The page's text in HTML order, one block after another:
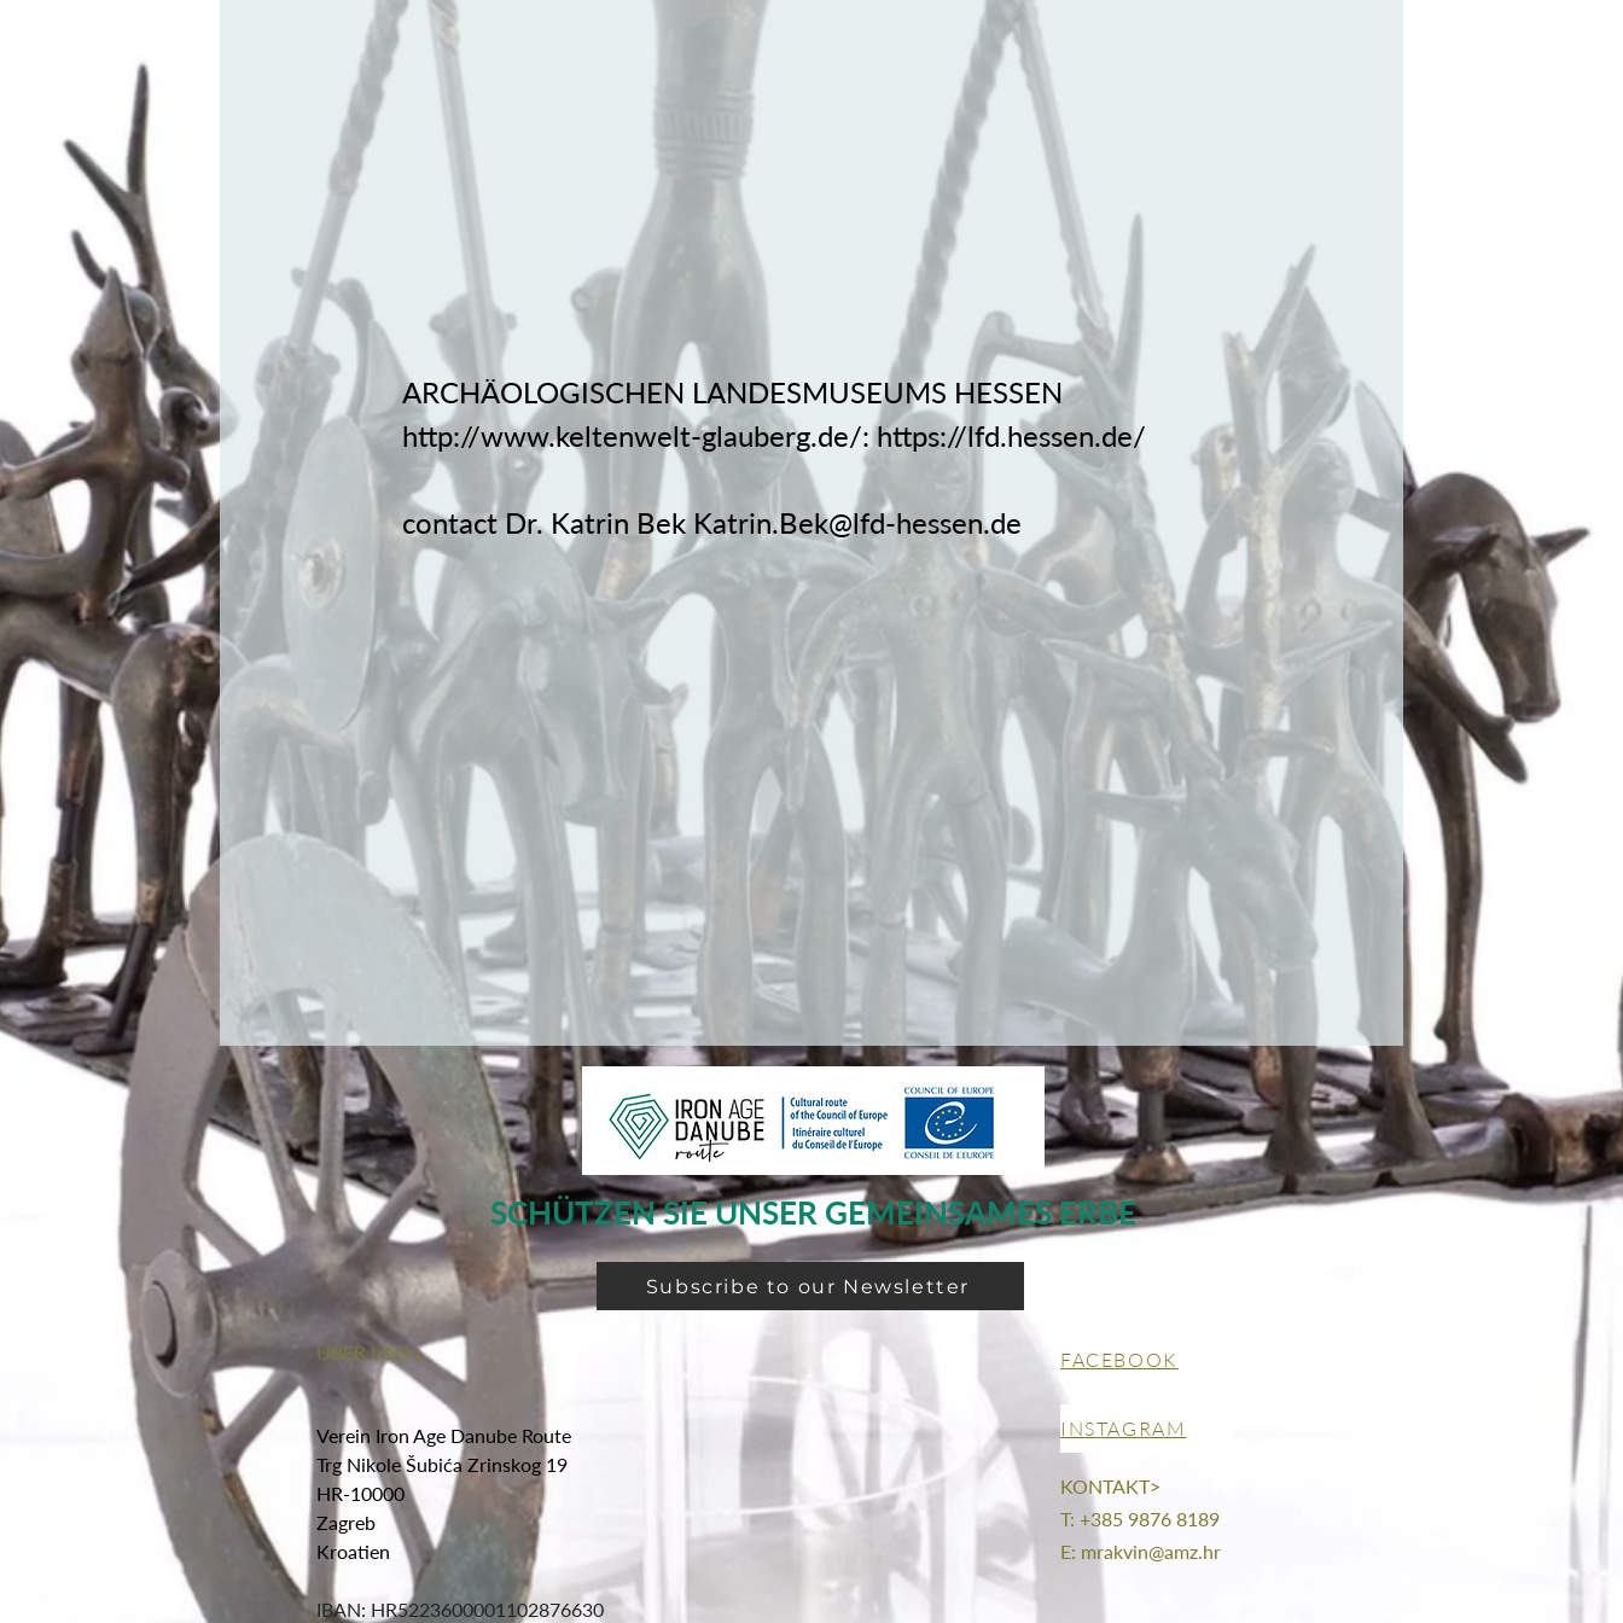
ARCHÄOLOGISCHEN LANDESMUSEUMS HESSEN
http://www.keltenwelt-glauberg.de/: https://lfd.hessen.de/
contact Dr. Katrin Bek Katrin.Bek@lfd-hessen.de
SCHÜTZEN SIE UNSER GEMEINSAMES ERBE
Subscribe to our Newsletter
ÜBER UNS>
Verein Iron Age Danube Route
Trg Nikole Šubića Zrinskog 19
HR-10000
Zagreb
Kroatien
FACEBOOK
INSTAGRAM
KONTAKT>
T: +385 9876 8189
E: mrakvin@amz.hr
IBAN: HR5223600001102876630